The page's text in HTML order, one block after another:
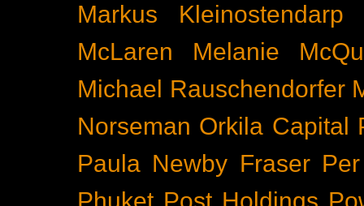
Markus Kleinostendarp
McLaren
Melanie
Michael Rauschendorfer
Norseman Orkila Capital
Paula Newby Fraser